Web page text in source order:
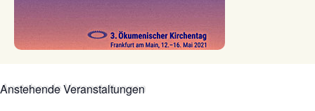
Anstehende Veranstaltungen